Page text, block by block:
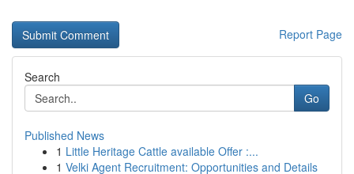
Report Page
Search
Go
Published News
1 Little Heritage Cattle available Offer :...
1 Velki Agent Recruitment: Opportunities and Details